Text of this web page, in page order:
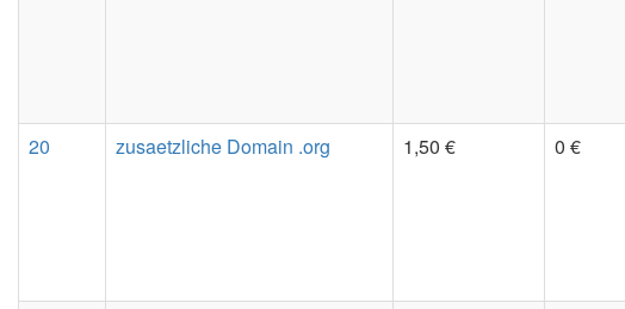
20
zusaetzliche Domain .org 1,50 € 0 €